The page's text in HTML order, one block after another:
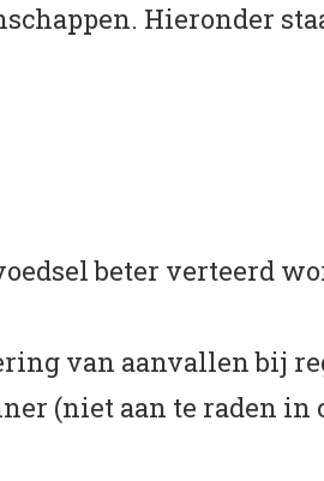
Hieronder
beter verteerd
van aanvallen bij
(niet aan te raden